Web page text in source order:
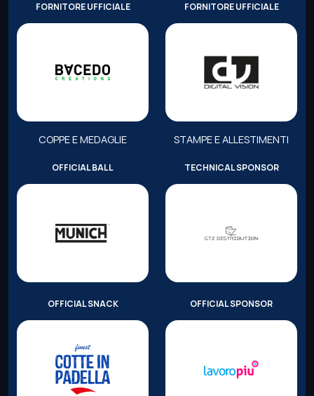
FORNITORE UFFICIALE
COPPE E MEDAGLIE
FORNITORE UFFICIALE
STAMPE E ALLESTIMENTI
OFFICIAL BALL TECHNICAL SPONSOR
OFFICIAL SNACK OFFICIAL SPONSOR